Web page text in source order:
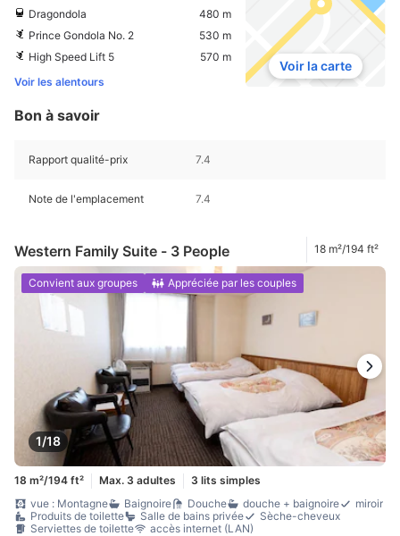
Dragondola
480 m
Prince Gondola No. 2
530 m
High Speed Lift 5
570 m
Voir les alentours
Voir la carte
Bon à savoir
Rapport qualité-prix 7.4
Note de l'emplacement 7.4
Western Family Suite - 3 People 18 m²/194 ft²
1/18
Convient aux groupes Appréciée par les couples
18 m²/194 ft² Max. 3 adultes
3 lits simples
vue : Montagne
Baignoire Douche douche + baignoire
miroir
Produits de toilette
Salle de bains privée
Sèche-cheveux
Serviettes de toilette
accès internet (LAN)